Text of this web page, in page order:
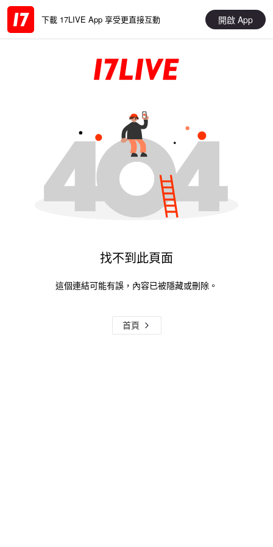
下載 17LIVE App 享受更直接互動 開啟 App
找不到此頁面
這個連結可能有誤，內容已被隱藏或刪除。
首頁